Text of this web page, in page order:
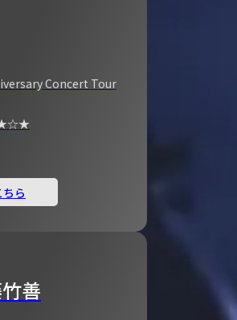
Concert Tour
★☆★
ら
善